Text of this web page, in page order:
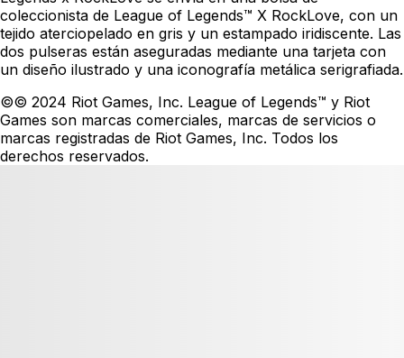
coleccionista de League of Legends™ X RockLove, con un
tejido aterciopelado en gris y un estampado iridiscente. Las
dos pulseras están aseguradas mediante una tarjeta con
un diseño ilustrado y una iconografía metálica serigrafiada.
©© 2024 Riot Games, Inc. League of Legends™ y Riot
Games son marcas comerciales, marcas de servicios o
marcas registradas de Riot Games, Inc. Todos los
derechos reservados.